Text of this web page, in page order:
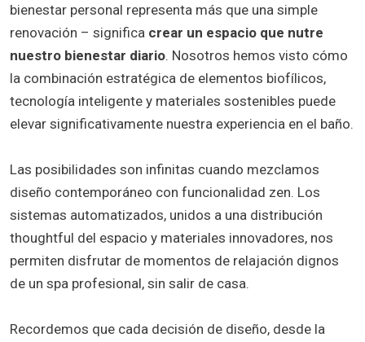
bienestar personal representa más que una simple
renovación – significa crear un espacio que nutre
nuestro bienestar diario. Nosotros hemos visto cómo
la combinación estratégica de elementos biofílicos,
tecnología inteligente y materiales sostenibles puede
elevar significativamente nuestra experiencia en el baño.
Las posibilidades son infinitas cuando mezclamos
diseño contemporáneo con funcionalidad zen. Los
sistemas automatizados, unidos a una distribución
thoughtful del espacio y materiales innovadores, nos
permiten disfrutar de momentos de relajación dignos
de un spa profesional, sin salir de casa.
Recordemos que cada decisión de diseño, desde la